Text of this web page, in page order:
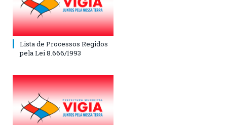
Lista de Processos Regidos
pela Lei 8.666/1993